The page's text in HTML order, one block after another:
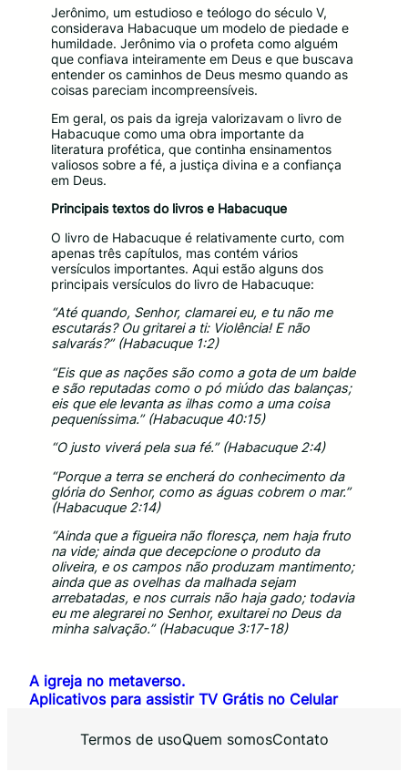
Jerônimo, um estudioso e teólogo do século V,
considerava Habacuque um modelo de piedade e
humildade. Jerônimo via o profeta como alguém
que confiava inteiramente em Deus e que buscava
entender os caminhos de Deus mesmo quando as
coisas pareciam incompreensíveis.
Em geral, os pais da igreja valorizavam o livro de
Habacuque como uma obra importante da
literatura profética, que continha ensinamentos
valiosos sobre a fé, a justiça divina e a confiança
em Deus.
Principais textos do livros e Habacuque
O livro de Habacuque é relativamente curto, com
apenas três capítulos, mas contém vários
versículos importantes. Aqui estão alguns dos
principais versículos do livro de Habacuque:
“Até quando, Senhor, clamarei eu, e tu não me
escutarás? Ou gritarei a ti: Violência! E não
salvarás?” (Habacuque 1:2)
“Eis que as nações são como a gota de um balde
e são reputadas como o pó miúdo das balanças;
eis que ele levanta as ilhas como a uma coisa
pequeníssima.” (Habacuque 40:15)
“O justo viverá pela sua fé.” (Habacuque 2:4)
“Porque a terra se encherá do conhecimento da
glória do Senhor, como as águas cobrem o mar.”
(Habacuque 2:14)
“Ainda que a figueira não floresça, nem haja fruto
na vide; ainda que decepcione o produto da
oliveira, e os campos não produzam mantimento;
ainda que as ovelhas da malhada sejam
arrebatadas, e nos currais não haja gado; todavia
eu me alegrarei no Senhor, exultarei no Deus da
minha salvação.” (Habacuque 3:17-18)
A igreja no metaverso.
Aplicativos para assistir TV Grátis no Celular
Termos de usoQuem somosContato